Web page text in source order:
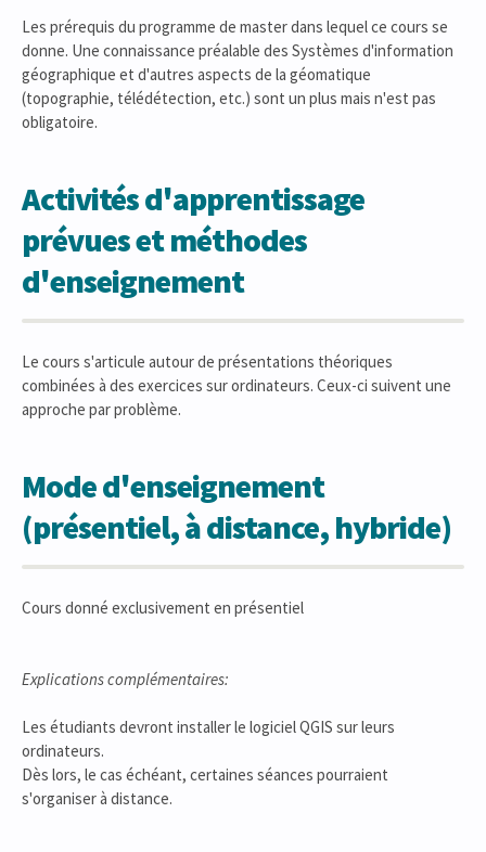
Les prérequis du programme de master dans lequel ce cours se
donne. Une connaissance préalable des Systèmes d'information
géographique et d'autres aspects de la géomatique
(topographie, télédétection, etc.) sont un plus mais n'est pas
obligatoire.
Activités d'apprentissage
prévues et méthodes
d'enseignement
Le cours s'articule autour de présentations théoriques
combinées à des exercices sur ordinateurs. Ceux-ci suivent une
approche par problème.
Mode d'enseignement
(présentiel, à distance, hybride)
Cours donné exclusivement en présentiel
Explications complémentaires:
Les étudiants devront installer le logiciel QGIS sur leurs
ordinateurs.
Dès lors, le cas échéant, certaines séances pourraient
s'organiser à distance.